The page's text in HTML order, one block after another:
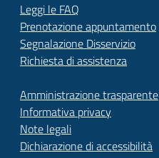
Leggi le FAQ
Prenotazione appuntamento
Segnalazione Disservizio
Richiesta di assistenza
Amministrazione trasparente
Informativa privacy
Note legali
Dichiarazione di accessibilità